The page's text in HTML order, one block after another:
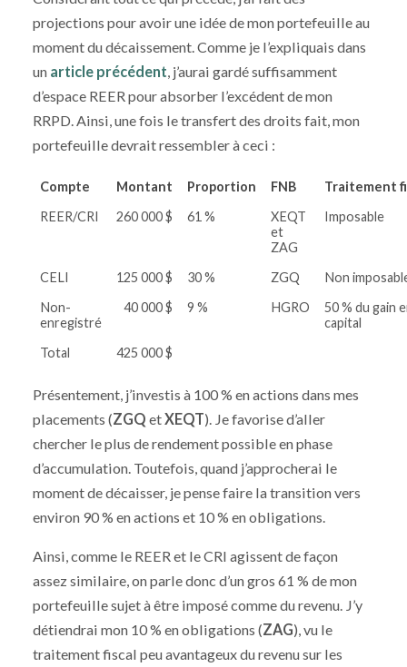
projections pour avoir une idée de mon portefeuille au
moment du décaissement. Comme je l’expliquais dans
un article précédent, j’aurai gardé suffisamment
d’espace REER pour absorber l’excédent de mon
RRPD. Ainsi, une fois le transfert des droits fait, mon
portefeuille devrait ressembler à ceci :
Compte Montant Proportion FNB
Traitement
REER/CRI
260 000 $ 61 %
XEQT
et
ZAG
Imposable
CELI 125 000 $ 30 % ZGQ
Non
Non-
enregistré
40 000 $ 9 % HGRO
50 % du gain
capital
Total
425 000 $
Présentement, j’investis à 100 % en actions dans mes
placements (ZGQ etXEQT). Je favorise d’aller
chercher le plus de rendement possible en phase
d’accumulation. Toutefois, quand j’approcherai le
moment de décaisser, je pense faire la transition vers
environ 90 % en actions et 10 % en obligations.
Ainsi, comme le REER et le CRI agissent de façon
assez similaire, on parle donc d’un gros 61 % de mon
portefeuille sujet à être imposé comme du revenu. J’y
détiendrai mon 10 % en obligations (ZAG), vu le
traitement fiscal peu avantageux du revenu sur les